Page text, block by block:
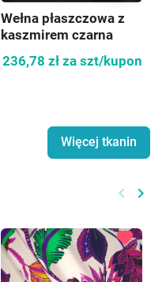
Wełna płaszczowa z
kaszmirem czarna
236,78 zł za szt/kupon
Więcej tkanin
keyboard_arrow_left keyboard_arrow_right
favorite